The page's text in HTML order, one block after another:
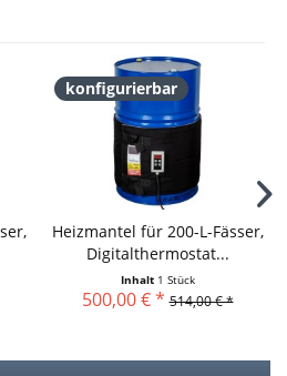
konfigurierbar
Heizmantel für 200-L-Fässer,
Digitalthermostat...
Inhalt 1 Stück
500,00 € * 514,00 € *